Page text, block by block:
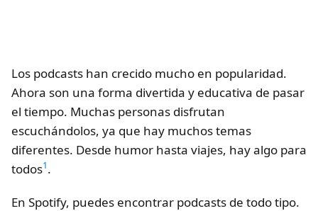
Los podcasts han crecido mucho en popularidad.
Ahora son una forma divertida y educativa de pasar
el tiempo. Muchas personas disfrutan
escuchándolos, ya que hay muchos temas
diferentes. Desde humor hasta viajes, hay algo para
todos1.
En Spotify, puedes encontrar podcasts de todo tipo.